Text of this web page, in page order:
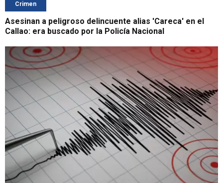
Crimen
Asesinan a peligroso delincuente alias 'Careca' en el
Callao: era buscado por la Policía Nacional